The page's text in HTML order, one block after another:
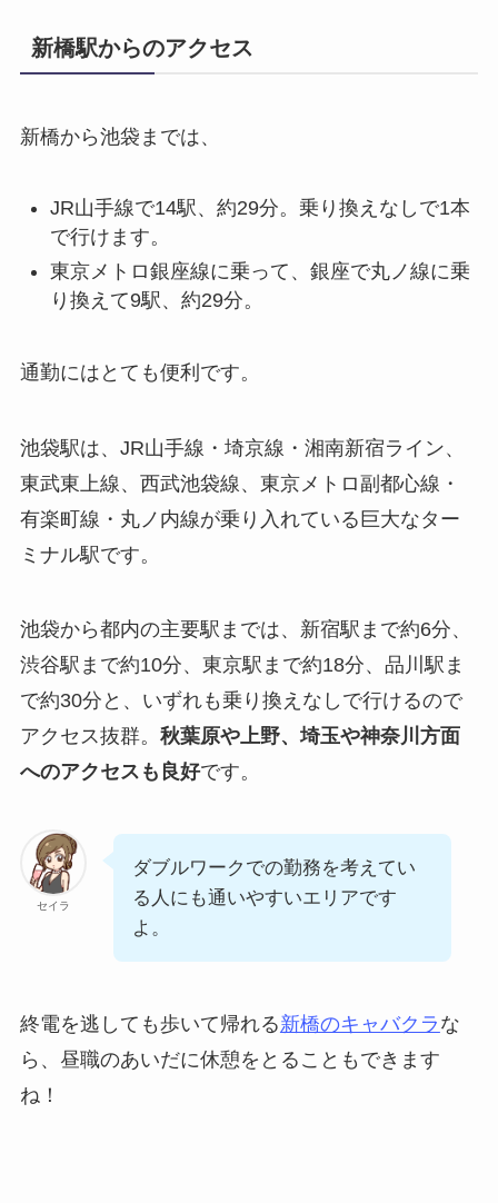
新橋駅からのアクセス
新橋から池袋までは、
JR山手線で14駅、約29分。乗り換えなしで1本
で行けます。
東京メトロ銀座線に乗って、銀座で丸ノ線に乗
り換えて9駅、約29分。
通勤にはとても便利です。
池袋駅は、JR山手線・埼京線・湘南新宿ライン、
東武東上線、西武池袋線、東京メトロ副都心線・
有楽町線・丸ノ内線が乗り入れている巨大なター
ミナル駅です。
池袋から都内の主要駅までは、新宿駅まで約6分、
渋谷駅まで約10分、東京駅まで約18分、品川駅ま
で約30分と、いずれも乗り換えなしで行けるので
アクセス抜群。 秋葉原や上野、埼玉や神奈川方面
へのアクセスも良好です。
セイラ
ダブルワークでの勤務を考えてい
る人にも通いやすいエリアです
よ。
終電を逃しても歩いて帰れる新橋のキャバクラ な
ら、昼職のあいだに休憩をとることもできます
ね！